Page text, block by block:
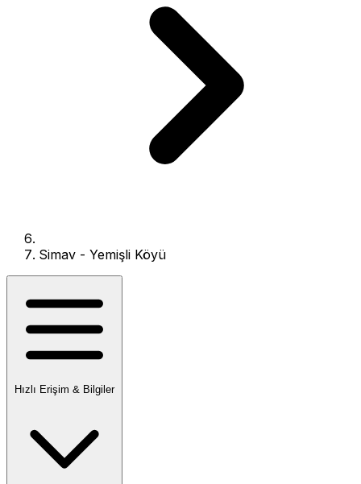
Simav - Yemişli Köyü
Hızlı Erişim & Bilgiler